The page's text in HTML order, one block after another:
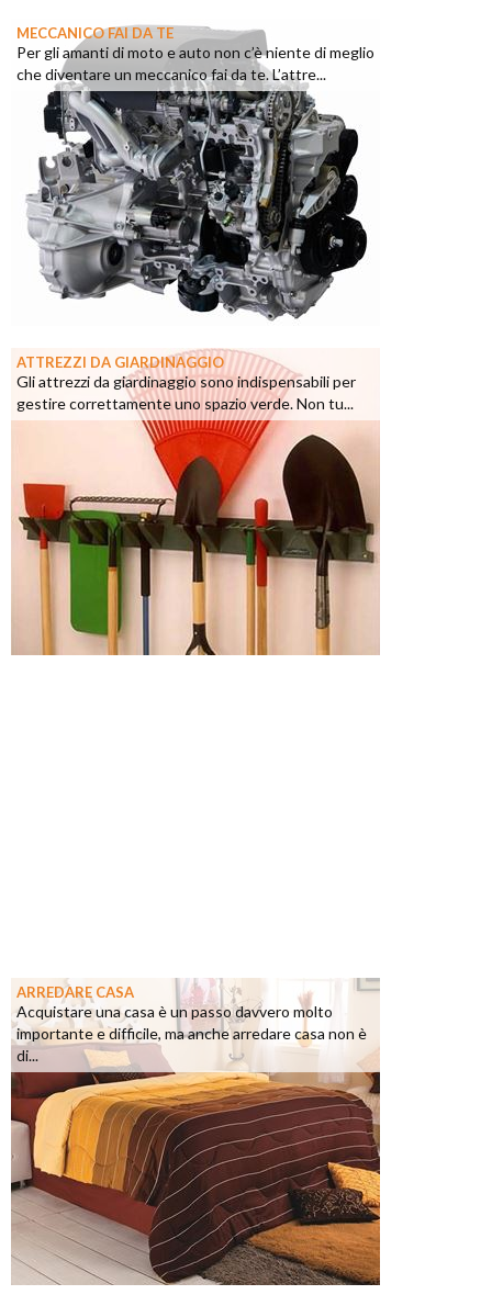
MECCANICO FAI DA TE
Per gli amanti di moto e auto non c’è niente di meglio
che diventare un meccanico fai da te. L’attre...
ATTREZZI DA GIARDINAGGIO
Gli attrezzi da giardinaggio sono indispensabili per
gestire correttamente uno spazio verde. Non tu...
ARREDARE CASA
Acquistare una casa è un passo davvero molto
importante e difficile, ma anche arredare casa non è
di...